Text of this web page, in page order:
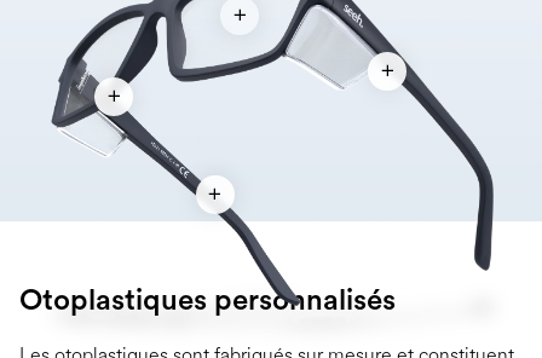
Otoplastiques personnalisés